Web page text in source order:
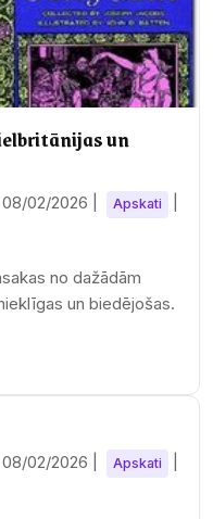
un
08/02/2026 Apskati
no dažādām
un biedējošas.
08/02/2026 Apskati